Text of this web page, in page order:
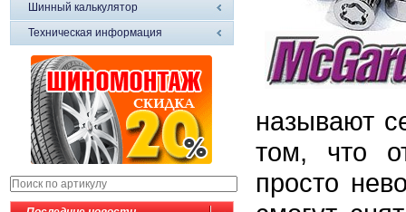
Шинный калькулятор
Техническая информация
называют
том, что
просто